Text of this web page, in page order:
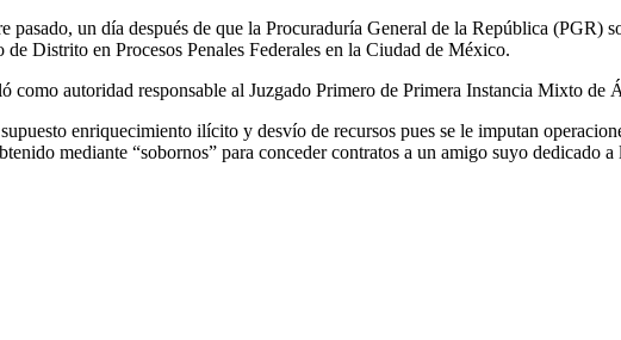
un día después de que la Procuraduría General de la República (PGR)
Distrito en Procesos Penales Federales en la Ciudad de México.
como autoridad responsable al Juzgado Primero de Primera Instancia Mixto de
enriquecimiento ilícito y desvío de recursos pues se le imputan
mediante “sobornos” para conceder contratos a un amigo suyo dedicado